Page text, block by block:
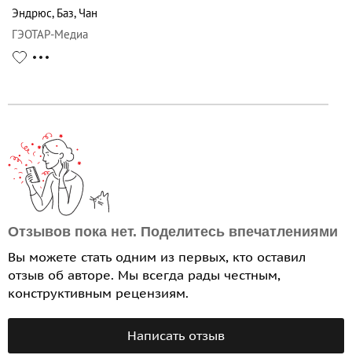
Эндрюс, Баз, Чан
ГЭОТАР-Медиа
Отзывов пока нет. Поделитесь впечатлениями
Вы можете стать одним из первых, кто оставил
отзыв об авторе. Мы всегда рады честным,
конструктивным рецензиям.
Написать отзыв